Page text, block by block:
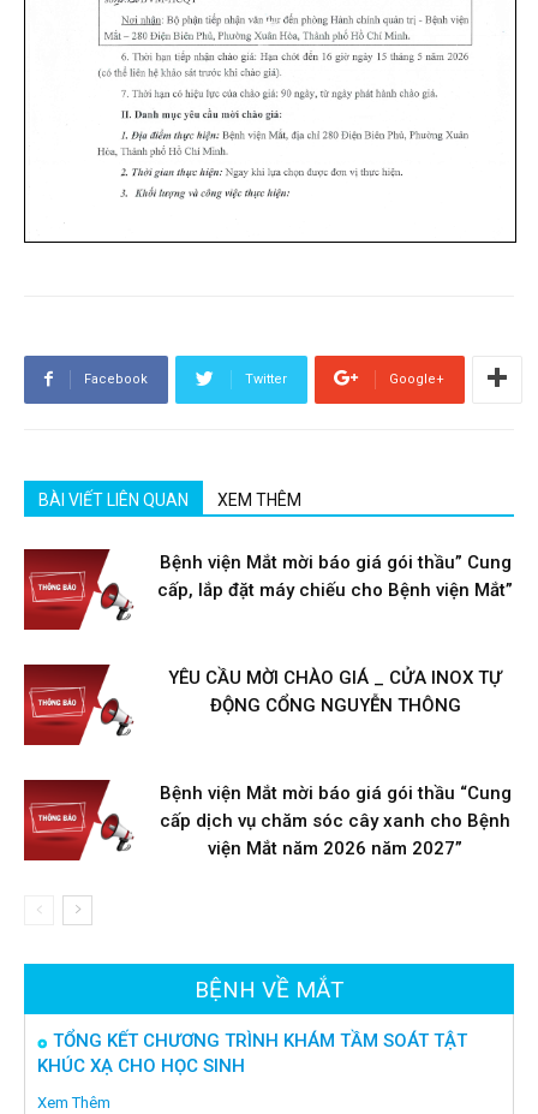
Facebook Twitter Google+
BÀI VIẾT LIÊN QUAN XEM THÊM
Bệnh viện Mắt mời báo giá gói thầu” Cung
cấp, lắp đặt máy chiếu cho Bệnh viện Mắt”
YÊU CẦU MỜI CHÀO GIÁ _ CỬA INOX TỰ
ĐỘNG CỔNG NGUYỄN THÔNG
Bệnh viện Mắt mời báo giá gói thầu “Cung
cấp dịch vụ chăm sóc cây xanh cho Bệnh
viện Mắt năm 2026 năm 2027”
BỆNH VỀ MẮT
TỔNG KẾT CHƯƠNG TRÌNH KHÁM TẦM SOÁT TẬT
KHÚC XẠ CHO HỌC SINH
Xem Thêm